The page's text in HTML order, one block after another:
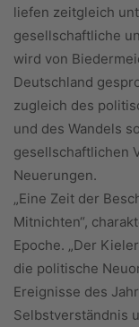
liefen zeitgleich
gesellschaftliche
wird von
Deutschland
zugleich des
und des Wandels
gesellschaftlichen
Neuerungen.
„Eine Zeit der
Mitnichten“,
Epoche. „Der
die politische
Ereignisse des
Selbstverständnis